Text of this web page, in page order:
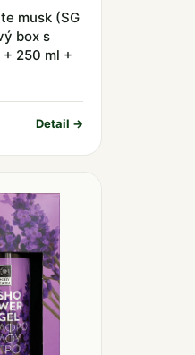
musk (SG
box s
250 ml +
Detail →